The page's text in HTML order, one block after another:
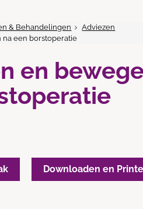
& Behandelingen
Adviezen
een borstoperatie
en
Downloaden en